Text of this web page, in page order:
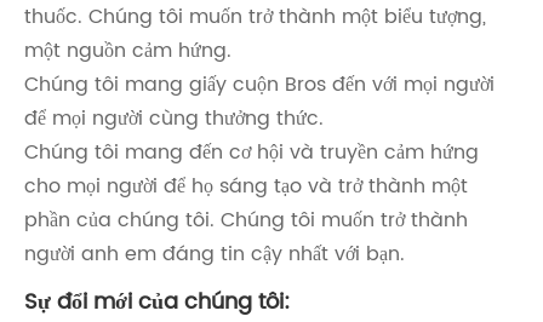
thuốc. Chúng tôi muốn trở thành một biểu tượng,
một nguồn cảm hứng.
Chúng tôi mang giấy cuộn Bros đến với mọi người
để mọi người cùng thưởng thức.
Chúng tôi mang đến cơ hội và truyền cảm hứng
cho mọi người để họ sáng tạo và trở thành một
phần của chúng tôi. Chúng tôi muốn trở thành
người anh em đáng tin cậy nhất với bạn.
Sự đổi mới của chúng tôi: